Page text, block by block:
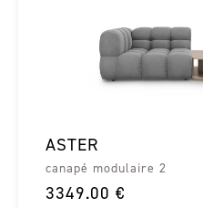
ASTER
canapé modulaire 2
3349.00 €